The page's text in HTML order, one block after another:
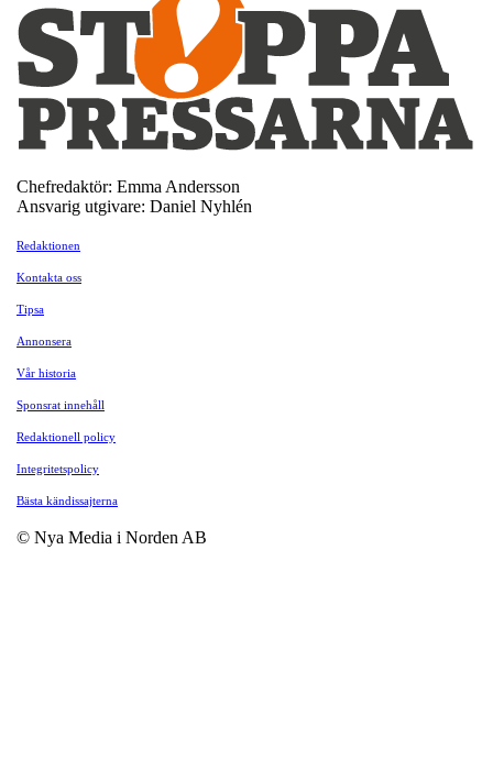
Chefredaktör: Emma Andersson
Ansvarig utgivare: Daniel Nyhlén
Redaktionen
Kontakta oss
Tipsa
Annonsera
Vår historia
Sponsrat innehåll
Redaktionell policy
Integritetspolicy
Bästa kändissajterna
© Nya Media i Norden AB